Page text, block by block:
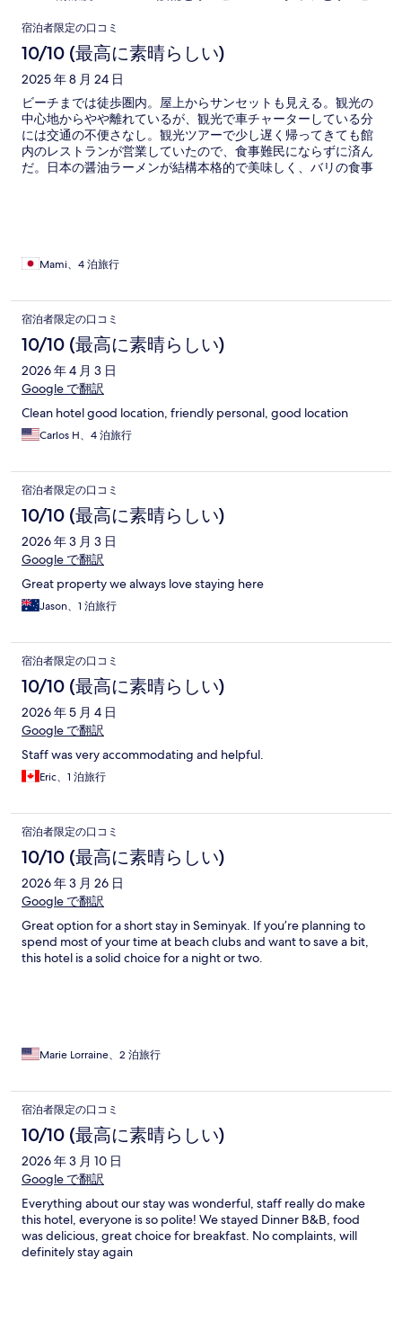
口
コ
ミ
宿泊者限定の口コミ
10/10 (最高に素晴らしい)
2025 年 8 月 24 日
ビーチまでは徒歩圏内。屋上からサンセットも見える。観光の
中心地からやや離れているが、観光で車チャーターしている分
には交通の不便さなし。観光ツアーで少し遅く帰ってきても館
内のレストランが営業していたので、食事難民にならずに済ん
だ。日本の醤油ラーメンが結構本格的で美味しく、バリの食事
Mami、4 泊旅行
宿泊者限定の口コミ
10/10 (最高に素晴らしい)
2026 年 4 月 3 日
Google で翻訳
Clean hotel good location, friendly personal, good location
Carlos H、4 泊旅行
宿泊者限定の口コミ
10/10 (最高に素晴らしい)
2026 年 3 月 3 日
Google で翻訳
Great property we always love staying here
Jason、1 泊旅行
宿泊者限定の口コミ
10/10 (最高に素晴らしい)
2026 年 5 月 4 日
Google で翻訳
Staff was very accommodating and helpful.
Eric、1 泊旅行
宿泊者限定の口コミ
10/10 (最高に素晴らしい)
2026 年 3 月 26 日
Google で翻訳
Great option for a short stay in Seminyak. If you’re planning to
spend most of your time at beach clubs and want to save a bit,
this hotel is a solid choice for a night or two.
Marie Lorraine、2 泊旅行
宿泊者限定の口コミ
10/10 (最高に素晴らしい)
2026 年 3 月 10 日
Google で翻訳
Everything about our stay was wonderful, staff really do make
this hotel, everyone is so polite! We stayed Dinner B&B, food
was delicious, great choice for breakfast. No complaints, will
definitely stay again